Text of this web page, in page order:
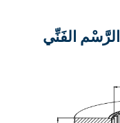
الرَّسْم الفَنِّي